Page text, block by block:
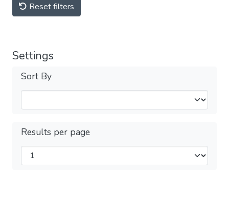
Reset filters
Settings
Sort By
Results per page